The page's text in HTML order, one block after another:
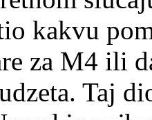
kakvu
za M4 ili
Taj